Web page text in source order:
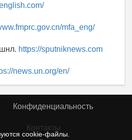
cookie-файлы.
mfa_eng/
https://sputniknews.com
news.un.org/en/
Конфиденциальность
Контакты